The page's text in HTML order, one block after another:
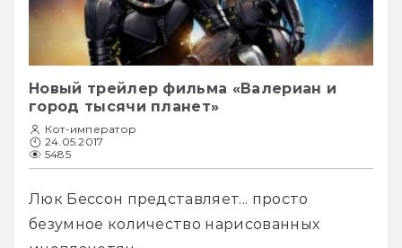
Новый трейлер фильма «Валериан и
город тысячи планет»
Кот-император
24.05.2017
5485
Люк Бессон представляет... просто
безумное количество нарисованных